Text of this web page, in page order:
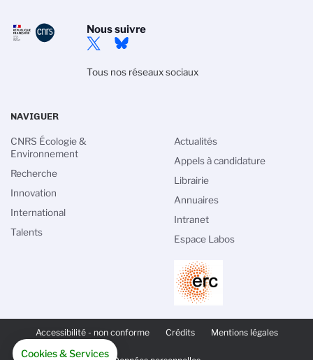
Nous suivre
Tous nos réseaux sociaux
PIED
PAGE
SECONDAIRE
Accessibilité - non conforme Crédits Mentions légales
NAVIGUER
CNRS Écologie &
Environnement
Recherche
Innovation
International
Talents
Actualités
Appels à candidature
Librairie
Annuaires
Intranet
Espace Labos
Cookies & Services